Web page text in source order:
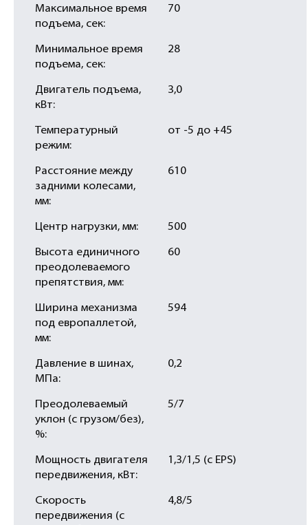
Максимальное время
подъема, сек:
70
Минимальное время
подъема, сек:
28
Двигатель подъема,
кВт:
3,0
Температурный
режим:
от -5 до +45
Расстояние между
задними колесами,
мм:
610
Центр нагрузки, мм: 500
Высота единичного
преодолеваемого
препятствия, мм:
60
Ширина механизма
под европаллетой,
мм:
594
Давление в шинах,
МПа:
0,2
Преодолеваемый
уклон (с грузом/без),
%:
5/7
Мощность двигателя
передвижения, кВт:
1,3/1,5 (с EPS)
Скорость
передвижения (с
4,8/5